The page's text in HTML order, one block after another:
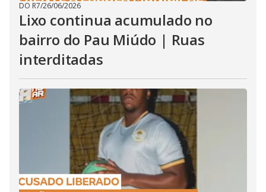
DO R7/26/06/2026
Lixo continua acumulado no
bairro do Pau Miúdo | Ruas
interditadas